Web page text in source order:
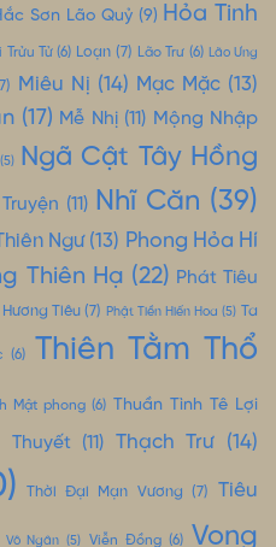
Sơn Lão Quỷ (9) Hỏa Tinh
Trửu Tử(6) Loạn (7) Lão Trư (6) Lão Ưng
Miêu Nị (14) Mạc Mặc (13)
(17) Mễ Nhị(11) Mộng Nhập
(5) Ngã Cật Tây Hồng
(11) Nhĩ Căn (39)
Ngư(13) Phong Hỏa Hí
Thiên Hạ (22) Phát Tiêu
Tiêu (7) Phật Tiền Hiến Hoa (5) Ta
(6)
Thiên Tằm Thổ
Mật phong (6) Thuần Tình Tê Lợi
Thuyết(11) Thạch Trư (14)
Thời Đại Mạn Vương (7) Tiêu
Vô Ngân (5) Viễn Đồng (6) Vong